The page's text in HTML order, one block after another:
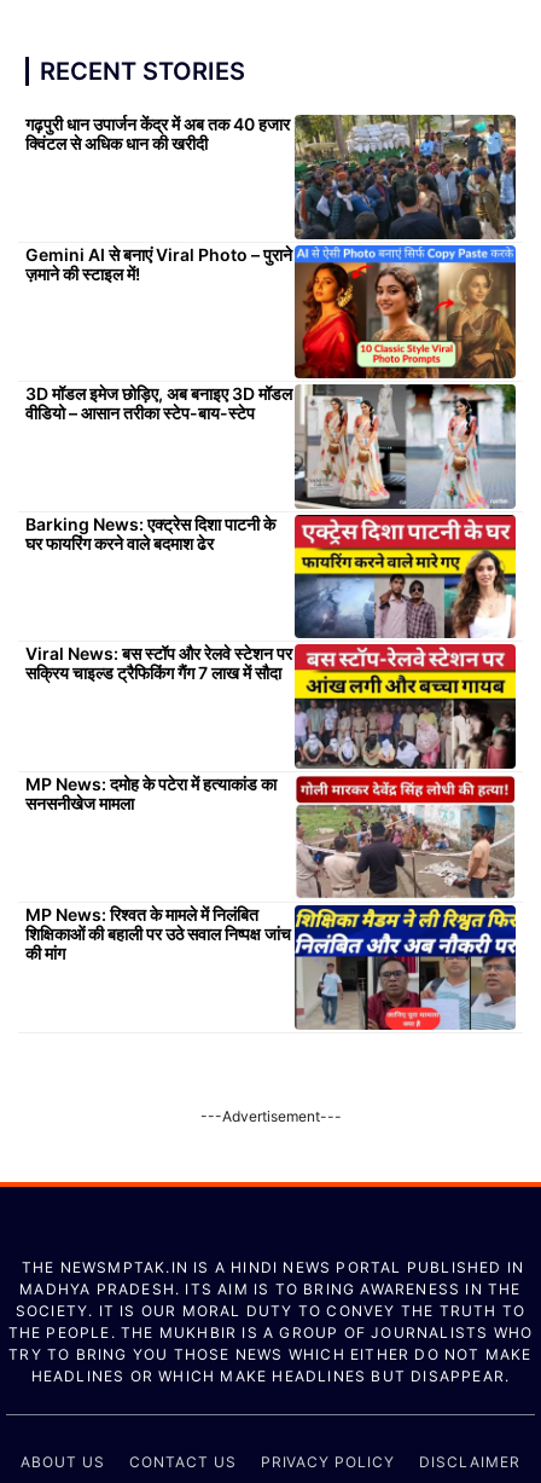
RECENT STORIES
गढ़पुरी धान उपार्जन केंद्र में अब तक 40 हजार
क्विंटल से अधिक धान की खरीदी
Gemini AI से बनाएं Viral Photo – पुराने
ज़माने की स्टाइल में!
3D मॉडल इमेज छोड़िए, अब बनाइए 3D मॉडल
वीडियो – आसान तरीका स्टेप-बाय-स्टेप
Barking News: एक्ट्रेस दिशा पाटनी के
घर फायरिंग करने वाले बदमाश ढेर
Viral News: बस स्टॉप और रेलवे स्टेशन पर
सक्रिय चाइल्ड ट्रैफिकिंग गैंग 7 लाख में सौदा
MP News: दमोह के पटेरा में हत्याकांड का
सनसनीखेज मामला
MP News: रिश्वत के मामले में निलंबित
शिक्षिकाओं की बहाली पर उठे सवाल निष्पक्ष जांच
की मांग
---Advertisement---
THE NEWSMPTAK.IN IS A HINDI NEWS PORTAL PUBLISHED IN
MADHYA PRADESH. ITS AIM IS TO BRING AWARENESS IN THE
SOCIETY. IT IS OUR MORAL DUTY TO CONVEY THE TRUTH TO
THE PEOPLE. THE MUKHBIR IS A GROUP OF JOURNALISTS WHO
TRY TO BRING YOU THOSE NEWS WHICH EITHER DO NOT MAKE
HEADLINES OR WHICH MAKE HEADLINES BUT DISAPPEAR.
ABOUT US CONTACT US PRIVACY POLICY DISCLAIMER